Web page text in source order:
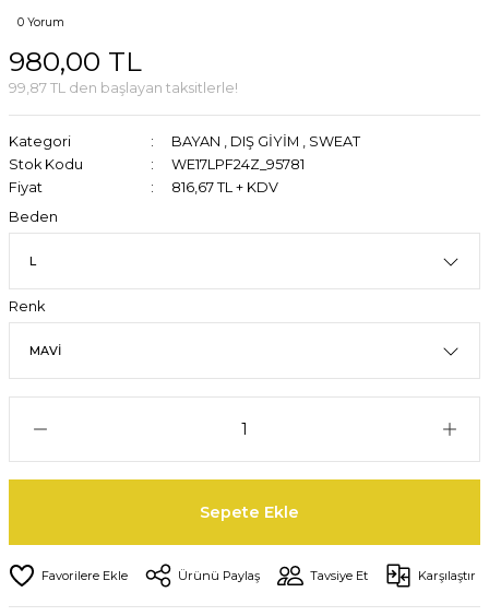
0 Yorum
980,00 TL
99,87 TL den başlayan taksitlerle!
Kategori BAYAN , DIŞ GİYİM , SWEAT
Stok Kodu
WE17LPF24Z_95781
Fiyat
816,67 TL + KDV
Beden
Renk
Sepete Ekle
Ürünü Paylaş Tavsiye Et Karşılaştır